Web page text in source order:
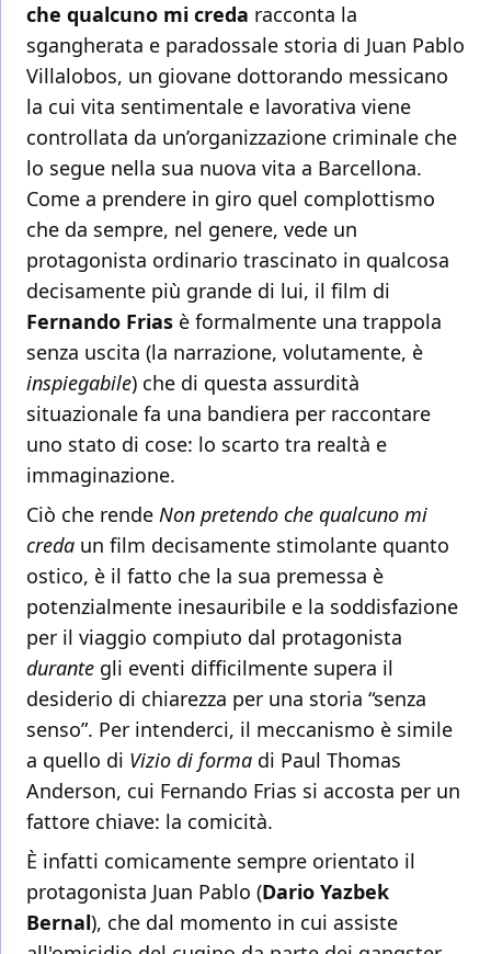
che qualcuno mi creda racconta la
sgangherata e paradossale storia di Juan Pablo
Villalobos, un giovane dottorando messicano
la cui vita sentimentale e lavorativa viene
controllata da un’organizzazione criminale che
lo segue nella sua nuova vita a Barcellona.
Come a prendere in giro quel complottismo
che da sempre, nel genere, vede un
protagonista ordinario trascinato in qualcosa
decisamente più grande di lui, il film di
Fernando Frias è formalmente una trappola
senza uscita (la narrazione, volutamente, è
inspiegabile) che di questa assurdità
situazionale fa una bandiera per raccontare
uno stato di cose: lo scarto tra realtà e
immaginazione.
Ciò che rende Non pretendo che qualcuno mi
creda un film decisamente stimolante quanto
ostico, è il fatto che la sua premessa è
potenzialmente inesauribile e la soddisfazione
per il viaggio compiuto dal protagonista
durante gli eventi difficilmente supera il
desiderio di chiarezza per una storia “senza
senso”. Per intenderci, il meccanismo è simile
a quello di Vizio di forma di Paul Thomas
Anderson, cui Fernando Frias si accosta per un
fattore chiave: la comicità.
È infatti comicamente sempre orientato il
protagonista Juan Pablo (Dario Yazbek
Bernal), che dal momento in cui assiste